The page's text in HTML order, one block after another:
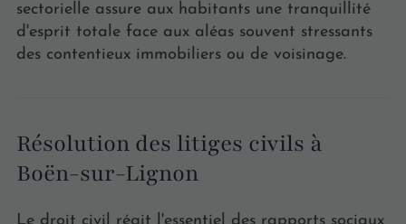
sectorielle assure aux habitants une tranquillité
d'esprit totale face aux aléas souvent stressants
des contentieux immobiliers ou de voisinage.
Résolution des litiges civils à
Boën-sur-Lignon